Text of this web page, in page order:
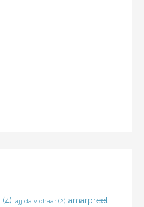
(4) ajj da vichaar (2) amarpreet